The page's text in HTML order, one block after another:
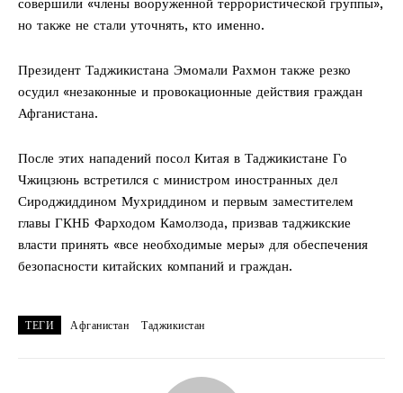
но также не стали уточнять, кто именно.
Президент Таджикистана Эмомали Рахмон также резко
осудил «незаконные и провокационные действия граждан
Афганистана.
После этих нападений посол Китая в Таджикистане Го
Чжицзюнь встретился с министром иностранных дел
Сироджиддином Мухриддином и первым заместителем
главы ГКНБ Фарходом Камолзода, призвав таджикские
власти принять «все необходимые меры» для обеспечения
безопасности китайских компаний и граждан.
ТЕГИ Афганистан Таджикистан